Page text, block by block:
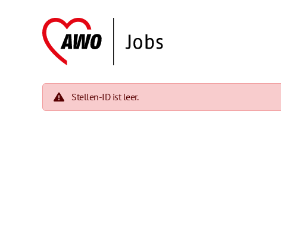
Stellen-ID ist leer.